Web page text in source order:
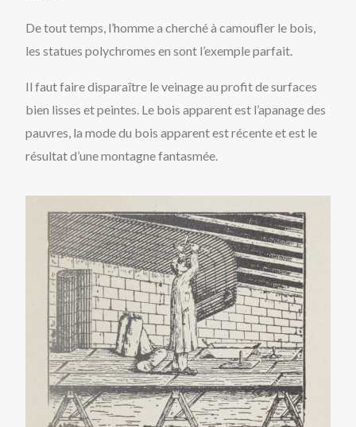
De tout temps, l’homme a cherché à camoufler le bois,
les statues polychromes en sont l’exemple parfait.
Il faut faire disparaître le veinage au profit de surfaces
bien lisses et peintes. Le bois apparent est l’apanage des
pauvres, la mode du bois apparent est récente et est le
résultat d’une montagne fantasmée.